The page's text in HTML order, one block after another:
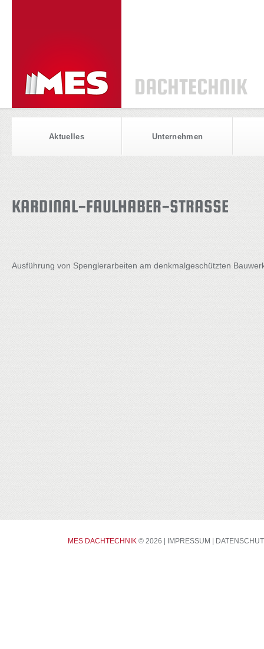
DACHTECHNIK
Aktuelles Unternehmen
KARDINAL-FAULHABER-STRASSE
Ausführung von Spenglerarbeiten am denkmalgeschützten
CONTACTS
MES DACHTECHNIK © 2026 | IMPRESSUM